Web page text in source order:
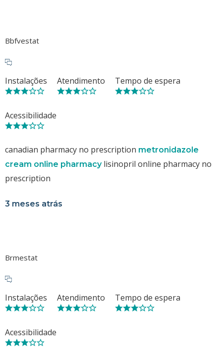
Bbfvestat
Instalações Atendimento Tempo de espera
Acessibilidade
canadian pharmacy no prescription metronidazole
cream online pharmacylisinopril online pharmacy no
prescription
3 meses atrás
Brmestat
Instalações Atendimento Tempo de espera
Acessibilidade